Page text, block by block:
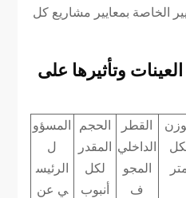
الخاصة بمعايير مشاريع كل
وتأثيرها على
القطر
الداخلي
المجو
ف
الحجم
المقدر
لكل
أنبوب
المسؤو
ل
الرئيس
ي عن